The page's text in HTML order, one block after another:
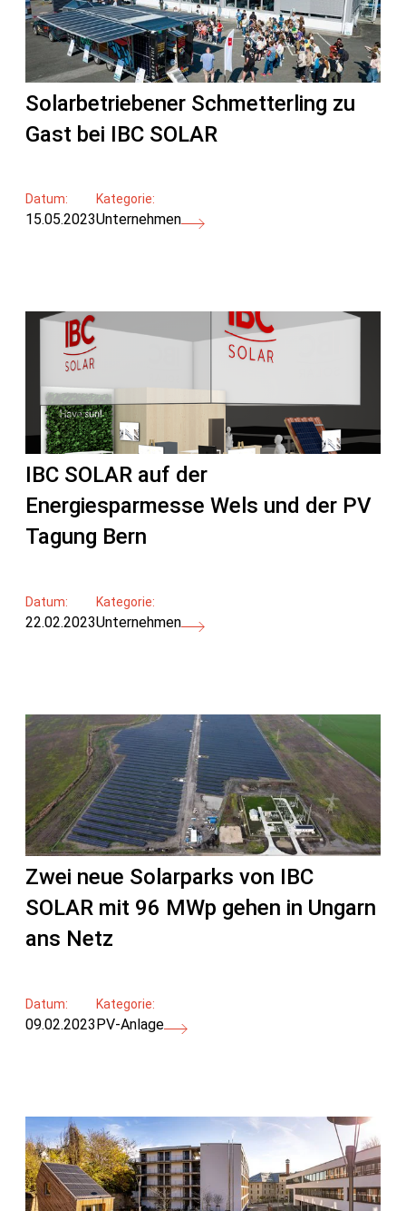
Solarbetriebener Schmetterling zu
Gast bei IBC SOLAR
Datum:
15.05.2023
Kategorie:
Unternehmen
IBC SOLAR auf der
Energiesparmesse Wels und der PV
Tagung Bern
Datum:
22.02.2023
Kategorie:
Unternehmen
Zwei neue Solarparks von IBC
SOLAR mit 96 MWp gehen in Ungarn
ans Netz
Datum:
09.02.2023
Kategorie:
PV-Anlage